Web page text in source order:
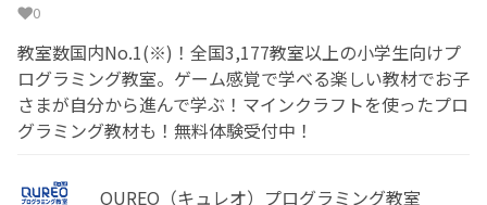
0
教室数国内No.1(※)！全国3,177教室以上の小学生向けプ
ログラミング教室。ゲーム感覚で学べる楽しい教材でお子
さまが自分から進んで学ぶ！マインクラフトを使ったプロ
グラミング教材も！無料体験受付中！
QUREO（キュレオ）プログラミング教室